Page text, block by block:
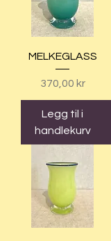
MELKEGLASS
Pris
370,00 kr
Legg til i
handlekurv